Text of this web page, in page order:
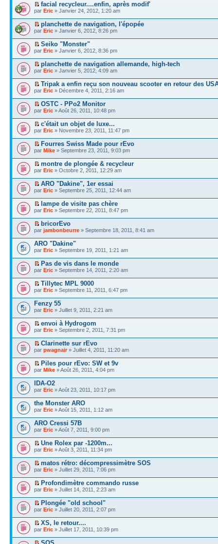
facial recycleur....enfin, après modif'
par Eric » Janvier 24, 2012, 1:20 am
planchette de navigation, l'épopée
par Eric » Janvier 6, 2012, 8:26 pm
Seiko "Monster"
par Eric » Janvier 6, 2012, 8:36 pm
planchette de navigation allemande, high-tech
par Eric » Janvier 5, 2012, 4:09 am
Tripak a enfin reçu son nouveau scooter en retour des
par Eric » Décembre 4, 2011, 2:16 am
OSTC - PPo2 Monitor
par Eric » Août 26, 2011, 10:48 pm
c'était un objet de luxe...
par Eric » Novembre 23, 2011, 11:47 pm
Fourres Swiss Made pour rEvo
par Mike » Septembre 23, 2011, 9:03 pm
montre de plongée & recycleur
par Eric » Octobre 2, 2011, 12:29 am
ARO "Dakine", 1er essai
par Eric » Septembre 25, 2011, 12:44 am
lampe de visite pas chère
par Eric » Septembre 22, 2011, 8:47 pm
bricorEvo
par jambonbeurre » Septembre 18, 2011, 8:41 am
ARO "Dakine"
par Eric » Septembre 19, 2011, 1:21 am
Pas de vis dans le monde
par Eric » Septembre 14, 2011, 2:20 am
Tillytec MPL 9000
par Eric » Septembre 11, 2011, 6:47 pm
Fenzy 55
par Eric » Juillet 9, 2011, 2:21 am
envoi à Hydrogom
par Eric » Septembre 2, 2011, 7:31 pm
Clarinette sur rEvo
par pwagnair» Juillet 4, 2011, 11:20 am
Piles pour rEvo: SW et 9v
par Mike » Août 26, 2011, 4:04 pm
IDA-O2
par Eric » Août 23, 2011, 10:17 pm
the Monster ARO
par Eric » Août 15, 2011, 1:12 am
ARO Cressi 57B
par Eric » Août 7, 2011, 9:00 pm
Une Rolex par -1200m...
par Eric » Août 3, 2011, 11:34 pm
matos rétro: décompressimètre SOS
par Eric » Juillet 29, 2011, 7:06 pm
Profondimètre commando russe
par Eric » Juillet 14, 2011, 2:23 am
Plongée "old school"
par Eric » Juillet 20, 2011, 2:07 pm
XS, le retour....
par Eric » Juillet 17, 2011, 10:39 pm